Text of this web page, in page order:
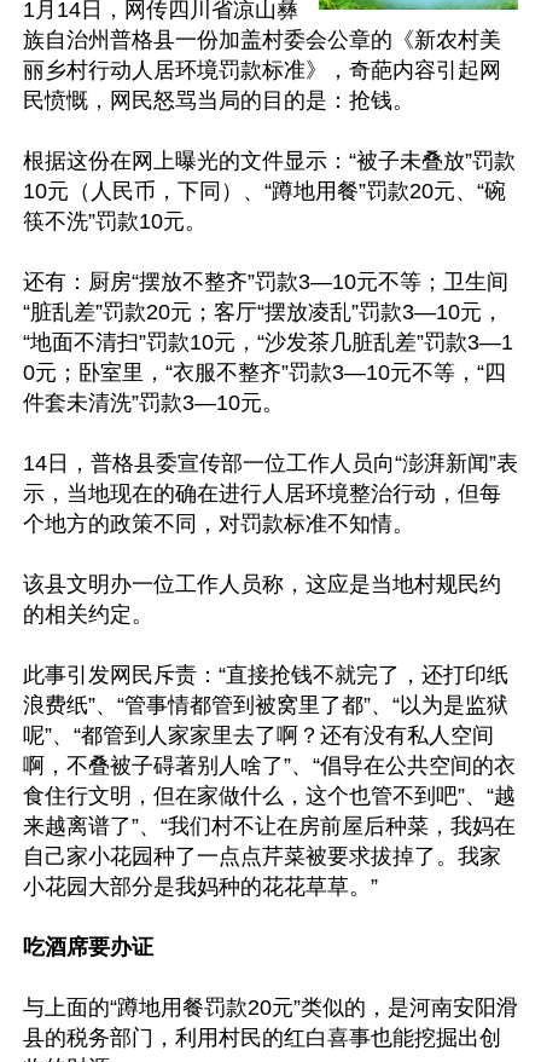
1月14日，网传四川省凉山彝
族自治州普格县一份加盖村委会公章的《新农村美
丽乡村行动人居环境罚款标准》，奇葩内容引起网
民愤慨，网民怒骂当局的目的是：抢钱。
根据这份在网上曝光的文件显示：“被子未叠放”罚款
10元（人民币，下同）、“蹲地用餐”罚款20元、“碗
筷不洗”罚款10元。
还有：厨房“摆放不整齐”罚款3—10元不等；卫生间
“脏乱差”罚款20元；客厅“摆放凌乱”罚款3—10元，
“地面不清扫”罚款10元，“沙发茶几脏乱差”罚款3—1
0元；卧室里，“衣服不整齐”罚款3—10元不等，“四
件套未清洗”罚款3—10元。
14日，普格县委宣传部一位工作人员向“澎湃新闻”表
示，当地现在的确在进行人居环境整治行动，但每
个地方的政策不同，对罚款标准不知情。
该县文明办一位工作人员称，这应是当地村规民约
的相关约定。
此事引发网民斥责：“直接抢钱不就完了，还打印纸
浪费纸”、“管事情都管到被窝里了都”、“以为是监狱
呢”、“都管到人家家里去了啊？还有没有私人空间
啊，不叠被子碍著别人啥了”、“倡导在公共空间的衣
食住行文明，但在家做什么，这个也管不到吧”、“越
来越离谱了”、“我们村不让在房前屋后种菜，我妈在
自己家小花园种了一点点芹菜被要求拔掉了。我家
小花园大部分是我妈种的花花草草。”
吃酒席要办证
与上面的“蹲地用餐罚款20元”类似的，是河南安阳滑
县的税务部门，利用村民的红白喜事也能挖掘出创